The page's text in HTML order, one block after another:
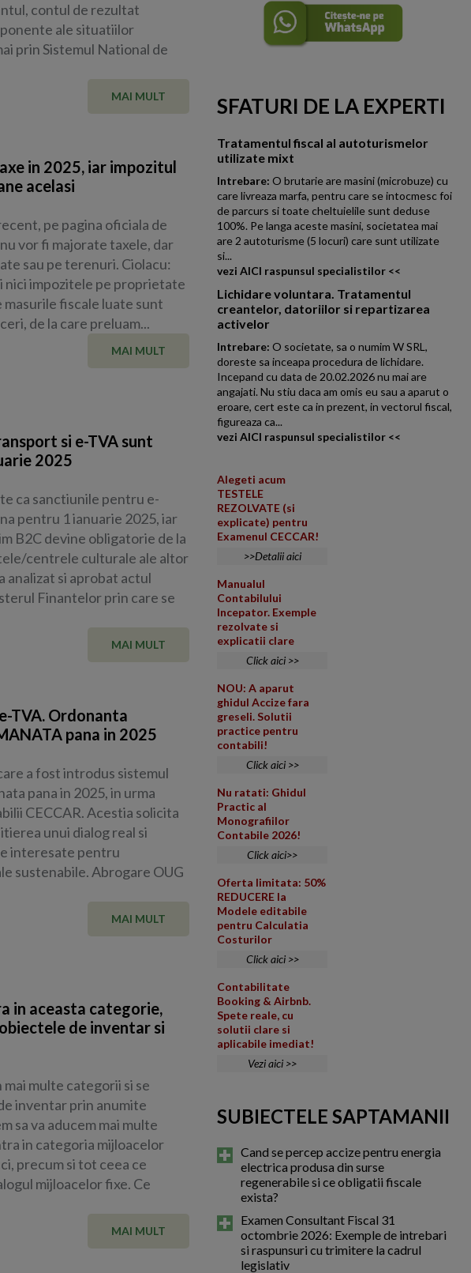
contul de rezultat
ale situatiilor
prin Sistemul National de
MAI MULT
in 2025, iar impozitul
acelasi
pe pagina oficiala de
vor fi majorate taxele, dar
sau pe terenuri. Ciolacu:
nici impozitele pe proprietate
masurile fiscale luate sunt
de la care preluam...
MAI MULT
si e-TVA sunt
2025
ca sanctiunile pentru e-
pentru 1 ianuarie 2025, iar
B2C devine obligatorie de la
centrele culturale ale altor
analizat si aprobat actul
Finantelor prin care se
MAI MULT
TVA. Ordonanta
pana in 2025
a fost introdus sistemul
pana in 2025, in urma
CECCAR. Acestia solicita
unui dialog real si
interesate pentru
sustenabile. Abrogare OUG
MAI MULT
in aceasta categorie,
de inventar si
multe categorii si se
inventar prin anumite
sa va aducem mai multe
in categoria mijloacelor
precum si tot ceea ce
mijloacelor fixe. Ce
MAI MULT
SFATURI DE LA EXPERTI
Tratamentul fiscal al autoturismelor
utilizate mixt
Intrebare: O brutarie are masini (microbuze) cu
care livreaza marfa, pentru care se intocmesc foi
de parcurs si toate cheltuielile sunt deduse
100%. Pe langa aceste masini, societatea mai
are 2 autoturisme (5 locuri) care sunt utilizate
si...
vezi AICI raspunsul specialistilor <<
Lichidare voluntara. Tratamentul
creantelor, datoriilor si repartizarea
activelor
Intrebare: O societate, sa o numim W SRL,
doreste sa inceapa procedura de lichidare.
Incepand cu data de 20.02.2026 nu mai are
angajati. Nu stiu daca am omis eu sau a aparut o
eroare, cert este ca in prezent, in vectorul fiscal,
figureaza ca...
vezi AICI raspunsul specialistilor <<
Alegeti acum
TESTELE
REZOLVATE (si
explicate) pentru
Examenul CECCAR!
>>Detalii aici
Manualul
Contabilului
Incepator. Exemple
rezolvate si
explicatii clare
Click aici >>
NOU: A aparut
ghidul Accize fara
greseli. Solutii
practice pentru
contabili!
Click aici >>
Nu ratati: Ghidul
Practic al
Monografiilor
Contabile 2026!
Click aici>>
Oferta limitata: 50%
REDUCERE la
Modele editabile
pentru Calculatia
Costurilor
Click aici >>
Contabilitate
Booking & Airbnb.
Spete reale, cu
solutii clare si
aplicabile imediat!
Vezi aici >>
SUBIECTELE SAPTAMANII
Cand se percep accize pentru energia
electrica produsa din surse
regenerabile si ce obligatii fiscale
exista?
Examen Consultant Fiscal 31
octombrie 2026: Exemple de intrebari
si raspunsuri cu trimitere la cadrul
legislativ